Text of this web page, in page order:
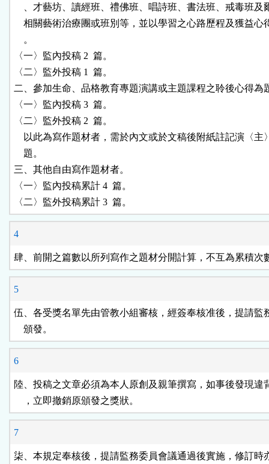
、才藝坊、讀經班、禮佛班、唱詩班、書法班、戒毒班及
相關藝術治療團或班別等，並以學習之心路歷程及獲益心
    。
〈一〉監內投稿 2  篇。
〈二〉監外投稿 1  篇。
二、參加生命、品格教育專題演講或主題課程之聆後心得為
〈一〉監內投稿 3  篇。
〈二〉監外投稿 2  篇。
以此為寫作題材者，需於內文或於文稿後附紙註記演〈主
    題。
三、其他自由寫作題材者。
〈一〉監內投稿累計 4  篇。
〈二〉監外投稿累計 3  篇。
4
肆、前開之篇數以所列寫作之題材分開計算，不互為累積次
5
伍、各受獎名單先由管教小組審核，經簽奉核准後，提請監
    頒發。
6
陸、投稿之文章必須為本人原創及親筆撰寫，如事後發現違
    ，立即撤銷原頒發之獎狀。
7
柒、本規定奉核後，提請監務委員會議通過後實施，修訂時